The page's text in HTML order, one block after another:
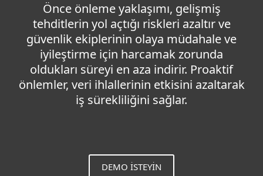
Önce önleme yaklaşımı, gelişmiş
tehditlerin yol açtığı riskleri azaltır ve
güvenlik ekiplerinin olaya müdahale ve
iyileştirme için harcamak zorunda
oldukları süreyi en aza indirir. Proaktif
önlemler, veri ihlallerinin etkisini azaltarak
iş sürekliliğini sağlar.
DEMO ISTEYIN